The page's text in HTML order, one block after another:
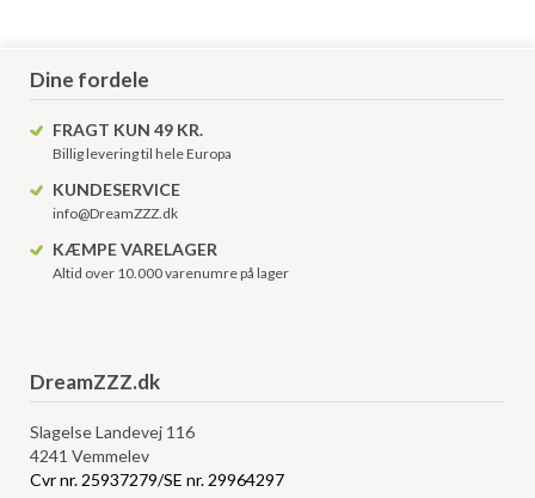
Dine fordele
FRAGT KUN 49 KR.
Billig levering til hele Europa
KUNDESERVICE
info@DreamZZZ.dk
KÆMPE VARELAGER
Altid over 10.000 varenumre på lager
DreamZZZ.dk
Slagelse Landevej 116
4241 Vemmelev
Cvr nr. 25937279/SE nr. 29964297